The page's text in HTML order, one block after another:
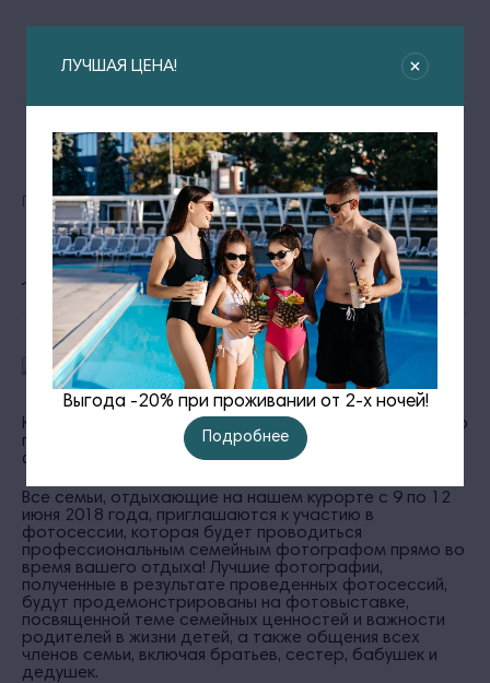
Главная Новости
Участвуйте в фотопроекте «Когда мы
вместе»
Участвуйте в фотопроекте «Когда мы вместе»
Курорт Alean Family Resort & Spa Biarritz 4* объявляет о
приеме заявок для участия в масштабной
фотовыставке «Когда мы вместе»!
Все семьи, отдыхающие на нашем курорте с 9 по 12
июня 2018 года, приглашаются к участию в
фотосессии, которая будет проводиться
профессиональным семейным фотографом прямо во
время вашего отдыха! Лучшие фотографии,
полученные в результате проведенных фотосессий,
будут продемонстрированы на фотовыставке,
посвященной теме семейных ценностей и важности
родителей в жизни детей, а также общения всех
членов семьи, включая братьев, сестер, бабушек и
дедушек.
ЛУЧШАЯ ЦЕНА!
Выгода -20% при проживании от 2-х ночей!
Подробнее